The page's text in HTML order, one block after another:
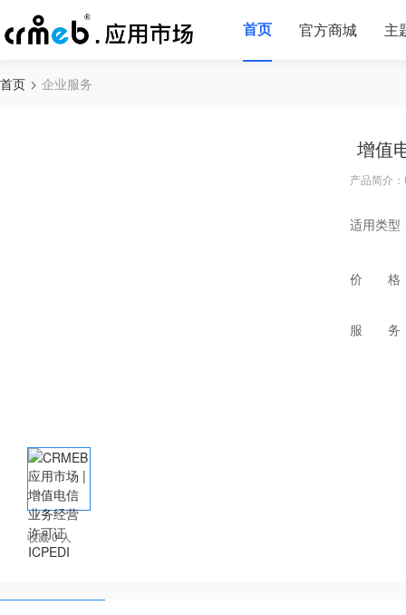
首页 官方商城 主
首页 企业服务
收藏 0 人
增值
产品简介
适用类型
价 格
服 务